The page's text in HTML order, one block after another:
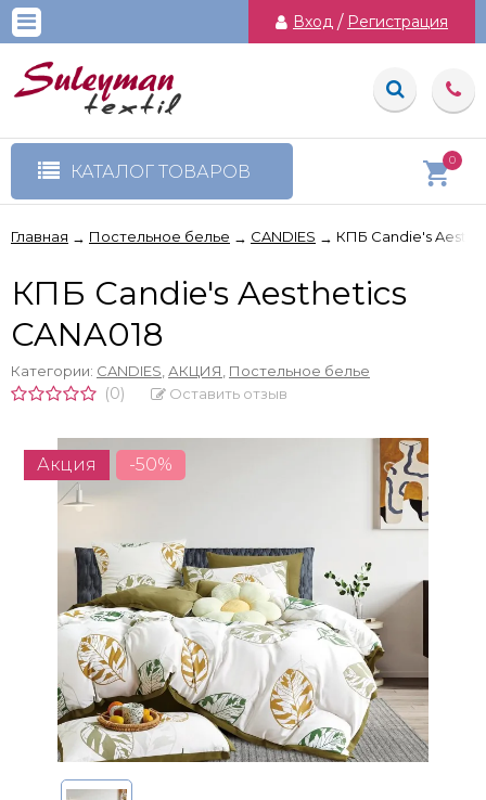
Вход / Регистрация
КАТАЛОГ ТОВАРОВ
0
Главная → Постельное белье → CANDIES → КПБ Candie's
КПБ Candie's Aesthetics
CANA018
Категории: CANDIES АКЦИЯ Постельное белье
(0) Оставить отзыв
Акция -50%